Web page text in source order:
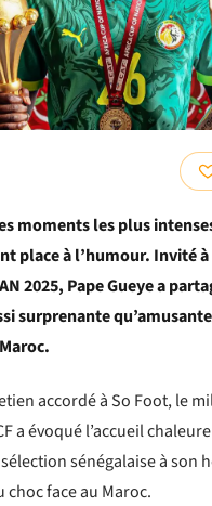
moments les plus
place à l’humour. Invité
2025, Pape Gueye a
surprenante
accordé à So Foot, le
a évoqué l’accueil
sénégalaise à son
choc face au Maroc.